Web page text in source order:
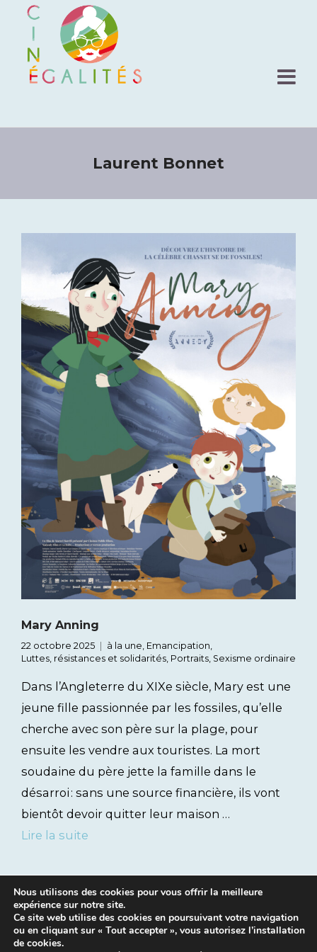
Laurent Bonnet
Mary Anning
22 octobre 2025 à la une, Emancipation,
Luttes, résistances et solidarités, Portraits, Sexisme ordinaire
Dans l’Angleterre du XIXe siècle, Mary est une
jeune fille passionnée par les fossiles, qu’elle
cherche avec son père sur la plage, pour
ensuite les vendre aux touristes. La mort
soudaine du père jette la famille dans le
désarroi : sans une source financière, ils vont
bientôt devoir quitter leur maison …
Lire la suite
Nous utilisons des cookies pour vous offrir la meilleure
expérience sur notre site.
Ce site web utilise des cookies en poursuivant votre navigation
ou en cliquant sur « Tout accepter », vous autorisez l’installation
de cookies.